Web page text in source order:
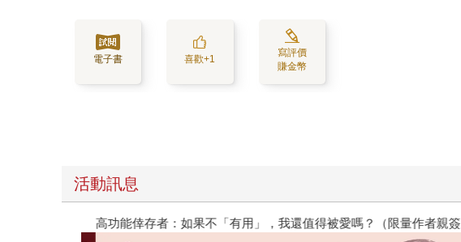
電子書 喜歡+1
寫評價
賺金幣
活動訊息
高功能倖存者：如果不「有用」，我還值得被愛嗎？（限量作者親簽